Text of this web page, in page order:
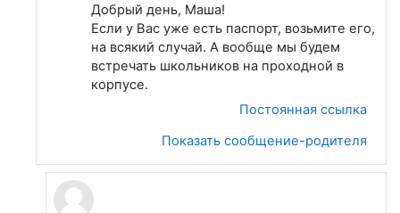
Добрый день, Маша!
Если у Вас уже есть паспорт, возьмите его,
на всякий случай. А вообще мы будем
встречать школьников на проходной в
корпусе.
Постоянная ссылка
Показать сообщение-родителя